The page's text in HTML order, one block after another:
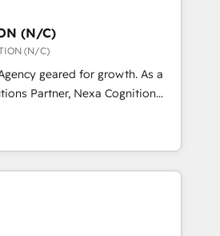
leads and crushes your
and we'd love to work with you
Migrations between systems
generation strategies Time-
Award-winning creative
(N/C)
(N/C)
geared for growth. As a
Partner, Nexa Cognition
global HubSpot Partners and
longest-standing partners since
businesses to harness the full
by combining strategic
excellence, we deliver
tailored to drive
operational efficiency. Why